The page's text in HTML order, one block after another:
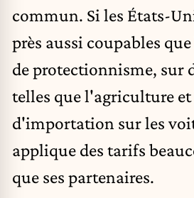
commun. Si les États-
près aussi coupables
de protectionnisme, sur
telles que l'agriculture
d'importation sur les
applique des tarifs
que ses partenaires.